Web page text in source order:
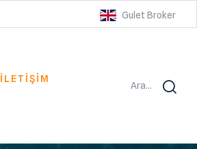
Gulet Broker
İLETİŞİM
Ara...